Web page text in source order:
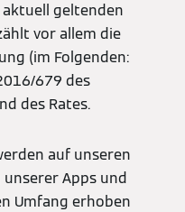
geltenden
vor allem die
(im Folgenden:
679 des
des Rates.
auf unseren
Apps und
Umfang erhoben